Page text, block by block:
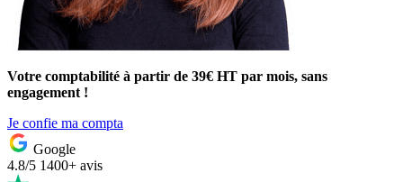
Votre comptabilité à partir de 39€ HT par mois, sans
engagement !
Je confie ma compta
Google
4.8/5 1400+ avis